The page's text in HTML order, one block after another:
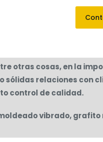
otras cosas, en la
sólidas relaciones con
control de calidad.
vibrado,